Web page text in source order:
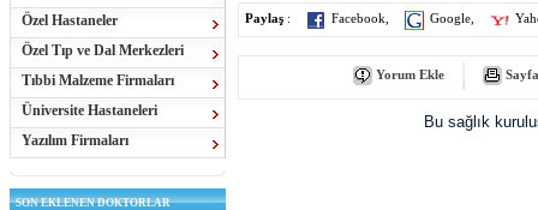
Özel Hastaneler
Özel Tıp ve Dal Merkezleri
Tıbbi Malzeme Firmaları
Üniversite Hastaneleri
Yazılım Firmaları
SON EKLENEN DOKTORLAR
Paylaş : Facebook Google
Yorum Ekle
Bu sağlık